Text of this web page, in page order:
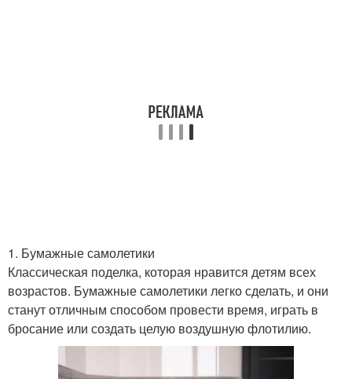
1. Бумажные самолетики
Классическая поделка, которая нравится детям всех
возрастов. Бумажные самолетики легко сделать, и они
станут отличным способом провести время, играть в
бросание или создать целую воздушную флотилию.